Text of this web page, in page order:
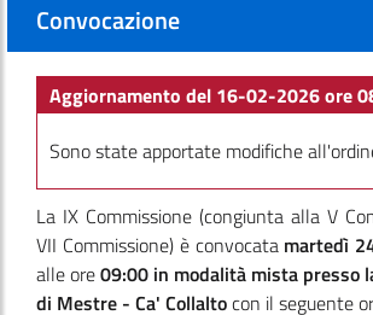
Convocazione
Aggiornamento del 16-02-2026 ore
Sono state apportate modifiche
La IX Commissione (congiunta alla V
VII Commissione)è convocata martedì
alle ore09:00 in modalità mista presso
di Mestre - Ca' Collaltocon il seguente